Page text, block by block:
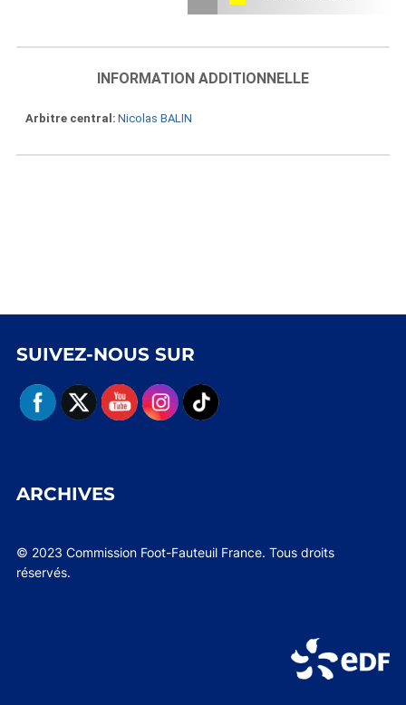
INFORMATION ADDITIONNELLE
Arbitre central Nicolas BALIN
SUIVEZ-NOUS SUR
ARCHIVES
© 2023 Commission Foot-Fauteuil France. Tous droits
réservés.